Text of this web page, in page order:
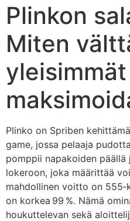
Plinkon
Miten
Plinko on Spriben
game, jossa pelaaja
pomppii napakoiden
lokeroon, joka määrittää
mahdollinen voitto on
on korkea 99 %. Nämä
houkuttelevan sekä